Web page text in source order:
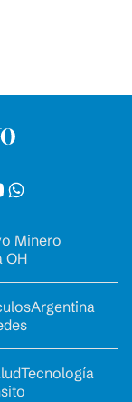
Minero
OH
Argentina
Tecnología